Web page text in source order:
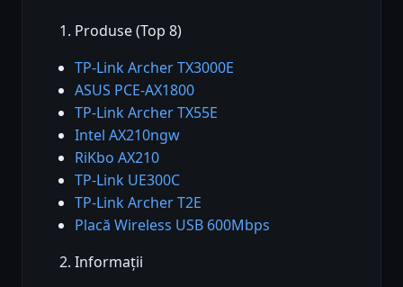
Produse (Top 8)
TP-Link Archer TX3000E
ASUS PCE-AX1800
TP-Link Archer TX55E
Intel AX210ngw
RiKbo AX210
TP-Link UE300C
TP-Link Archer T2E
Placă Wireless USB 600Mbps
Informații